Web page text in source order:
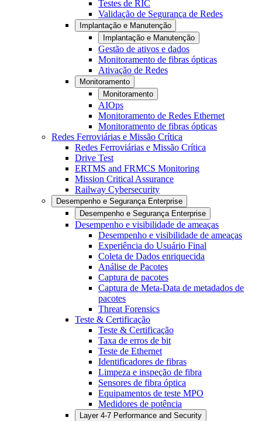
Testes de RIC
Validação de Segurança de Redes
Implantação e Manutenção
Implantação e Manutenção
Gestão de ativos e dados
Monitoramento de fibras ópticas
Ativação de Redes
Monitoramento
Monitoramento
AIOps
Monitoramento de Redes Ethernet
Monitoramento de fibras ópticas
Redes Ferroviárias e Missão Crítica
Redes Ferroviárias e Missão Crítica
Drive Test
ERTMS and FRMCS Monitoring
Mission Critical Assurance
Railway Cybersecurity
Desempenho e Segurança Enterprise
Desempenho e Segurança Enterprise
Desempenho e visibilidade de ameaças
Desempenho e visibilidade de ameaças
Experiência do Usuário Final
Coleta de Dados enriquecida
Análise de Pacotes
Captura de pacotes
Captura de Meta-Data de metadados de
pacotes
Threat Forensics
Teste & Certificação
Teste & Certificação
Taxa de erros de bit
Teste de Ethernet
Identificadores de fibras
Limpeza e inspeção de fibra
Sensores de fibra óptica
Equipamentos de teste MPO
Medidores de potência
Layer 4-7 Performance and Security